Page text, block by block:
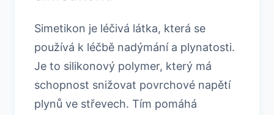
Simetikon je léčivá látka, která se
používá k léčbě nadýmání a plynatosti.
Je to silikonový polymer, který má
schopnost snižovat povrchové napětí
plynů ve střevech. Tím pomáhá